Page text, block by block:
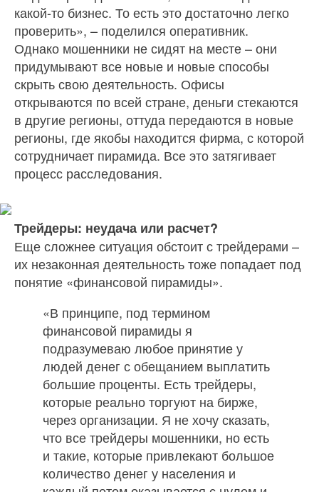
какой-то бизнес. То есть это достаточно легко
проверить», – поделился оперативник.
Однако мошенники не сидят на месте – они
придумывают все новые и новые способы
скрыть свою деятельность. Офисы
открываются по всей стране, деньги стекаются
в другие регионы, оттуда передаются в новые
регионы, где якобы находится фирма, с которой
сотрудничает пирамида. Все это затягивает
процесс расследования.
Трейдеры: неудача или расчет?
Еще сложнее ситуация обстоит с трейдерами –
их незаконная деятельность тоже попадает под
понятие «финансовой пирамиды».
«В принципе, под термином
финансовой пирамиды я
подразумеваю любое принятие у
людей денег с обещанием выплатить
большие проценты. Есть трейдеры,
которые реально торгуют на бирже,
через организации. Я не хочу сказать,
что все трейдеры мошенники, но есть
и такие, которые привлекают большое
количество денег у населения и